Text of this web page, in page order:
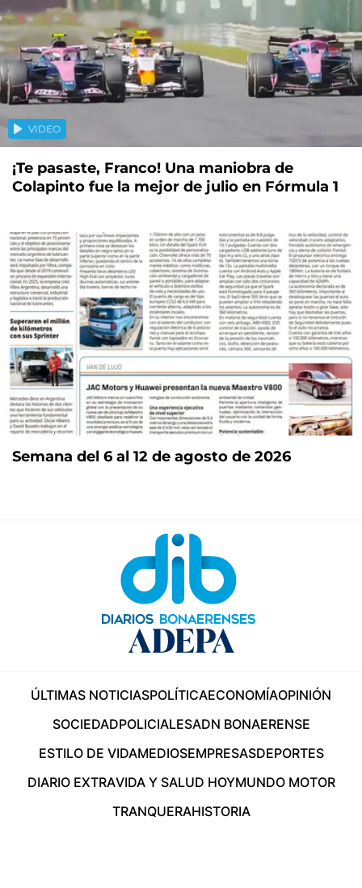
VIDEO
¡Te pasaste, Franco! Una maniobra de
Colapinto fue la mejor de julio en Fórmula 1
Semana del 6 al 12 de agosto de 2026
ÚLTIMAS NOTICIASPOLÍTICAECONOMÍAOPINIÓN
SOCIEDADPOLICIALESADN BONAERENSE
ESTILO DE VIDAMEDIOSEMPRESASDEPORTES
DIARIO EXTRAVIDA Y SALUD HOYMUNDO MOTOR
TRANQUERAHISTORIA